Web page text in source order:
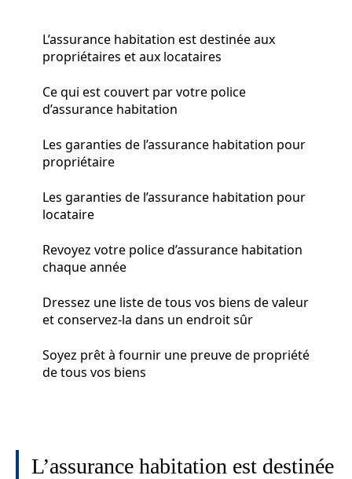
L’assurance habitation est destinée aux
propriétaires et aux locataires
Ce qui est couvert par votre police
d’assurance habitation
Les garanties de l’assurance habitation pour
propriétaire
Les garanties de l’assurance habitation pour
locataire
Revoyez votre police d’assurance habitation
chaque année
Dressez une liste de tous vos biens de valeur
et conservez-la dans un endroit sûr
Soyez prêt à fournir une preuve de propriété
de tous vos biens
L’assurance habitation est destinée